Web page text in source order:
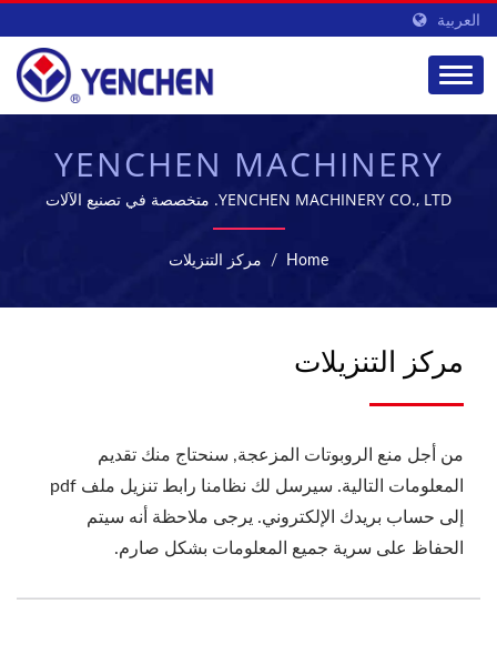
العربية
YENCHEN MACHINERY
CO., LTD.YENCHEN MACHINERY CO., LTD. متخصصة في تصنيع الآلات
الصيدلانية منذ 60 عامًا.
Home
/ مركز التنزيلات
مركز التنزيلات
من أجل منع الروبوتات المزعجة, سنحتاج منك تقديم
المعلومات التالية. سيرسل لك نظامنا رابط تنزيل ملف pdf
إلى حساب بريدك الإلكتروني. يرجى ملاحظة أنه سيتم
الحفاظ على سرية جميع المعلومات بشكل صارم.